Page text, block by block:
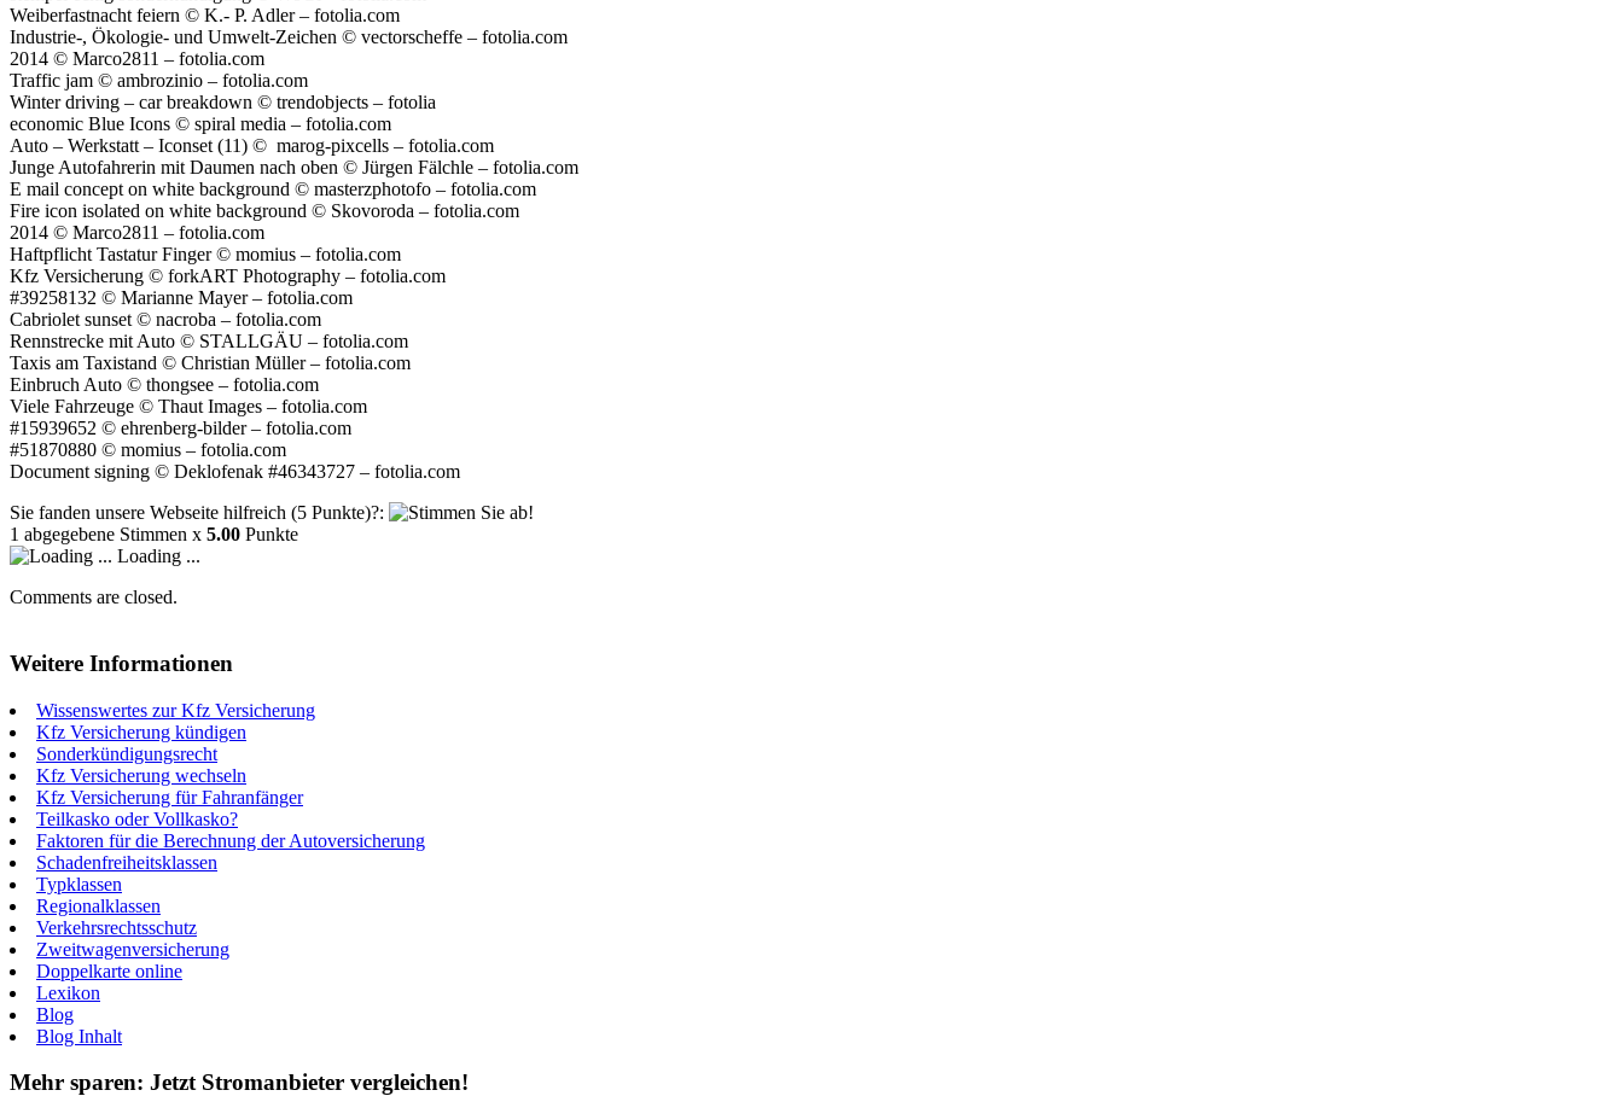
Weiberfastnacht feiern © K.- P. Adler – fotolia.com
Industrie-, Ökologie- und Umwelt-Zeichen © vectorscheffe – fotolia.com
2014 © Marco2811 – fotolia.com
Traffic jam © ambrozinio – fotolia.com
Winter driving – car breakdown © trendobjects – fotolia
economic Blue Icons © spiral media – fotolia.com
Auto – Werkstatt – Iconset (11) © marog-pixcells – fotolia.com
Junge Autofahrerin mit Daumen nach oben © Jürgen Fälchle – fotolia.com
E mail concept on white background © masterzphotofo – fotolia.com
Fire icon isolated on white background © Skovoroda – fotolia.com
2014 © Marco2811 – fotolia.com
Haftpflicht Tastatur Finger © momius – fotolia.com
Kfz Versicherung © forkART Photography – fotolia.com
#39258132 © Marianne Mayer – fotolia.com
Cabriolet sunset © nacroba – fotolia.com
Rennstrecke mit Auto © STALLGÄU – fotolia.com
Taxis am Taxistand © Christian Müller – fotolia.com
Einbruch Auto © thongsee – fotolia.com
Viele Fahrzeuge © Thaut Images – fotolia.com
#15939652 © ehrenberg-bilder – fotolia.com
#51870880 © momius – fotolia.com
Document signing © Deklofenak #46343727 – fotolia.com
Sie fanden unsere Webseite hilfreich (5 Punkte)?:
1 abgegebene Stimmen x 5.00 Punkte
Loading ...
Comments are closed.
Weitere Informationen
Wissenswertes zur Kfz Versicherung
Kfz Versicherung kündigen
Sonderkündigungsrecht
Kfz Versicherung wechseln
Kfz Versicherung für Fahranfänger
Teilkasko oder Vollkasko?
Faktoren für die Berechnung der Autoversicherung
Schadenfreiheitsklassen
Typklassen
Regionalklassen
Verkehrsrechtsschutz
Zweitwagenversicherung
Doppelkarte online
Lexikon
Blog
Blog Inhalt
Mehr sparen: Jetzt Stromanbieter vergleichen!